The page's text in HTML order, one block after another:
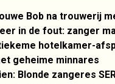
Bob na trouwerij
in de fout: zanger
hotelkamer-
geheime minnares
Blonde zangeres